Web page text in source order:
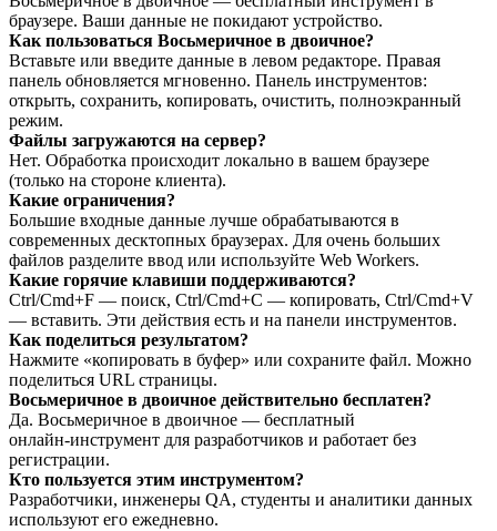
браузере. Ваши данные не покидают устройство.
Как пользоваться Восьмеричное в двоичное?
Вставьте или введите данные в левом редакторе. Правая
панель обновляется мгновенно. Панель инструментов:
открыть, сохранить, копировать, очистить, полноэкранный
режим.
Файлы загружаются на сервер?
Нет. Обработка происходит локально в вашем браузере
(только на стороне клиента).
Какие ограничения?
Большие входные данные лучше обрабатываются в
современных десктопных браузерах. Для очень больших
файлов разделите ввод или используйте Web Workers.
Какие горячие клавиши поддерживаются?
Ctrl/Cmd+F — поиск, Ctrl/Cmd+C — копировать, Ctrl/Cmd+V
— вставить. Эти действия есть и на панели инструментов.
Как поделиться результатом?
Нажмите «копировать в буфер» или сохраните файл. Можно
поделиться URL страницы.
Восьмеричное в двоичное действительно бесплатен?
Да. Восьмеричное в двоичное — бесплатный
онлайн‑инструмент для разработчиков и работает без
регистрации.
Кто пользуется этим инструментом?
Разработчики, инженеры QA, студенты и аналитики данных
используют его ежедневно.